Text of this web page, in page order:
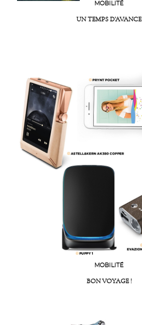
MOBILITÉ
UN TEMPS D’AVANCE
MOBILITÉ
BON VOYAGE !